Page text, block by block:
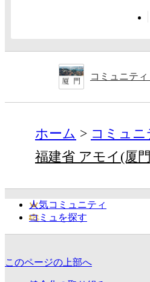
コミュニテ
ホーム コミュニ
福建省 アモイ(厦
人気コミュニティ
コミュを探す
このページの上部へ